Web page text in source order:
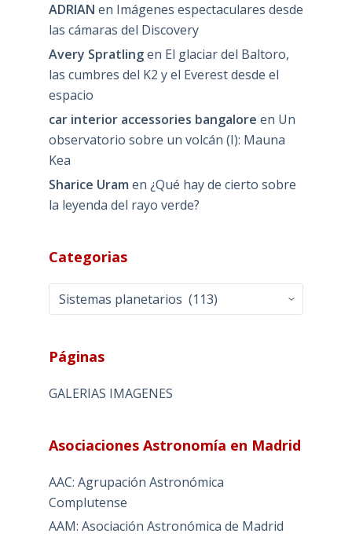
ADRIAN en Imágenes espectaculares desde
las cámaras del Discovery
Avery Spratlingen El glaciar del Baltoro,
las cumbres del K2 y el Everest desde el
espacio
car interior accessories bangalore en Un
observatorio sobre un volcán (I): Mauna
Kea
Sharice Uram en ¿Qué hay de cierto sobre
la leyenda del rayo verde?
Categorias
Categorias
Páginas
GALERIAS IMAGENES
Asociaciones Astronomía en Madrid
AAC: Agrupación Astronómica
Complutense
AAM: Asociación Astronómica de Madrid